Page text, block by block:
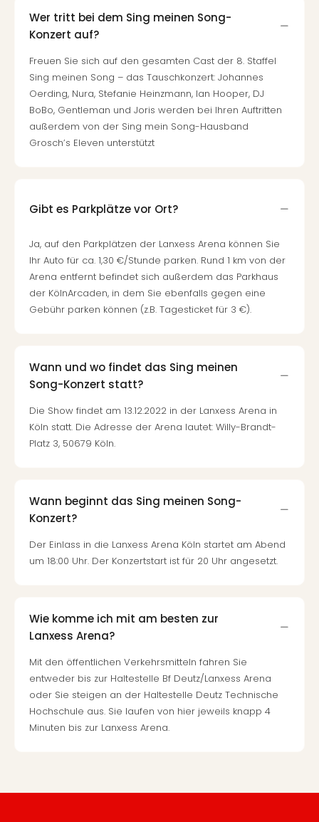
Wer tritt bei dem Sing meinen Song-
Konzert auf?
Freuen Sie sich auf den gesamten Cast der 8. Staffel
Sing meinen Song – das Tauschkonzert: Johannes
Oerding, Nura, Stefanie Heinzmann, Ian Hooper, DJ
BoBo, Gentleman und Joris werden bei Ihren Auftritten
außerdem von der Sing mein Song-Hausband
Grosch’s Eleven unterstützt
Gibt es Parkplätze vor Ort?
Ja, auf den Parkplätzen der Lanxess Arena können Sie
Ihr Auto für ca. 1,30 €/Stunde parken. Rund 1 km von der
Arena entfernt befindet sich außerdem das Parkhaus
der KölnArcaden, in dem Sie ebenfalls gegen eine
Gebühr parken können (z.B. Tagesticket für 3 €).
Wann und wo findet das Sing meinen
Song-Konzert statt?
Die Show findet am 13.12.2022 in der Lanxess Arena in
Köln statt. Die Adresse der Arena lautet: Willy-Brandt-
Platz 3, 50679 Köln.
Wann beginnt das Sing meinen Song-
Konzert?
Der Einlass in die Lanxess Arena Köln startet am Abend
um 18:00 Uhr. Der Konzertstart ist für 20 Uhr angesetzt.
Wie komme ich mit am besten zur
Lanxess Arena?
Mit den öffentlichen Verkehrsmitteln fahren Sie
entweder bis zur Haltestelle Bf Deutz/Lanxess Arena
oder Sie steigen an der Haltestelle Deutz Technische
Hochschule aus. Sie laufen von hier jeweils knapp 4
Minuten bis zur Lanxess Arena.